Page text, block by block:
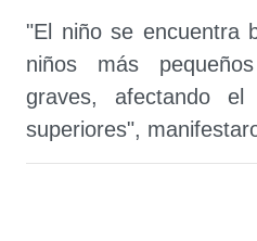
"El niño se encuentra
niños más
graves, afectando
superiores",